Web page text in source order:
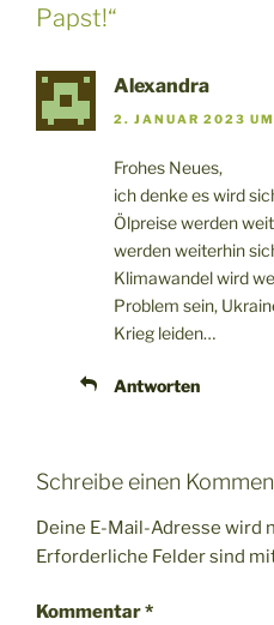
Papst!“
Alexandra
2. JANUAR 2023
Frohes Neues,
ich denke es wird
Ölpreise werden
werden weiterhin
Klimawandel wird
Problem sein,
Krieg leiden…
Antworten
Schreibe einen
Deine E-Mail-Adresse
Erforderliche Felder sind
Kommentar*